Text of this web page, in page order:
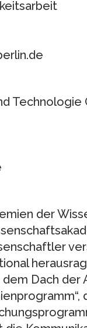
Technologie
der
Dach der